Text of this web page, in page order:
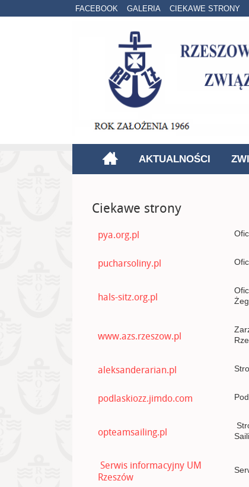
FACEBOOK GALERIA CIEKAWE STRONY
AKTUALNOŚCI
Ciekawe strony
pya.org.pl
pucharsoliny.pl
hals-sitz.org.pl
www.azs.rzeszow.pl
aleksanderarian.pl
podlaskiozz.jimdo.com
opteamsailing.pl
Serwis informacyjny UM
Rzeszów